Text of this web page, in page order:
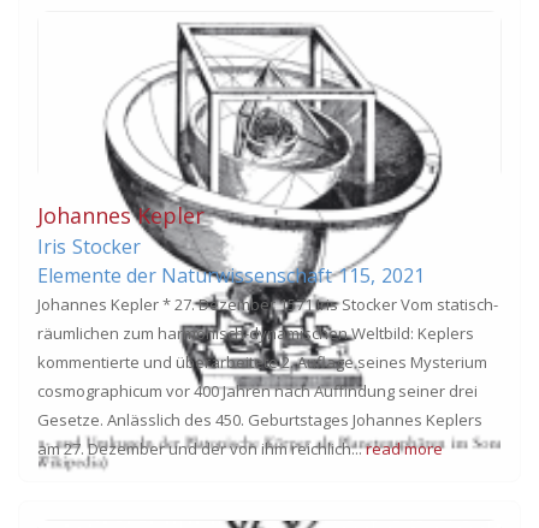
Johannes Kepler
Iris Stocker
Elemente der Naturwissenschaft 115, 2021
Johannes Kepler * 27. Dezember 1571 Iris Stocker Vom statisch-
räumlichen zum harmonisch-dynamischen Weltbild: Keplers
kommentierte und überarbeitete 2. Auflage seines Mysterium
cosmographicum vor 400 Jahren nach Auffindung seiner drei
Gesetze. Anlässlich des 450. Geburtstages Johannes Keplers
am 27. Dezember und der von ihm reichlich...read more